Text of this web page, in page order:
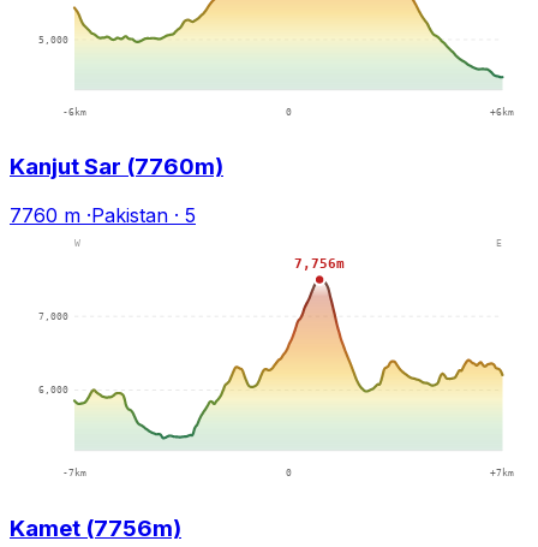
Kanjut Sar (7760m)
7760 m ·Pakistan · 5
Kamet (7756m)